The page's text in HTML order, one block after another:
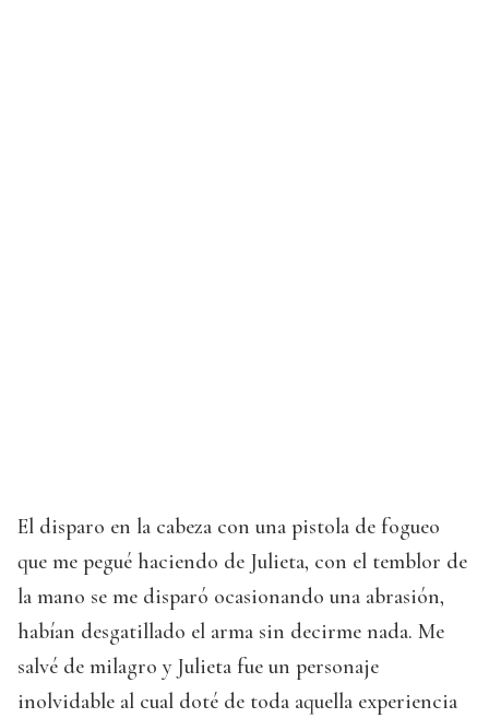
El disparo en la cabeza con una pistola de fogueo
que me pegué haciendo de Julieta, con el temblor de
la mano se me disparó ocasionando una abrasión,
habían desgatillado el arma sin decirme nada. Me
salvé de milagro y Julieta fue un personaje
inolvidable al cual doté de toda aquella experiencia